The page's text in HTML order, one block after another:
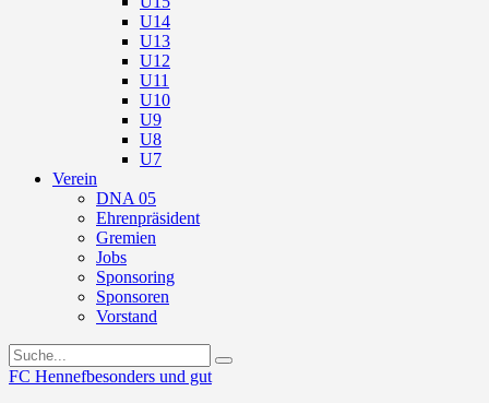
U14
U13
U12
U11
U10
U9
U8
U7
Verein
DNA 05
Ehrenpräsident
Gremien
Jobs
Sponsoring
Sponsoren
Vorstand
FC Hennefbesonders und gut